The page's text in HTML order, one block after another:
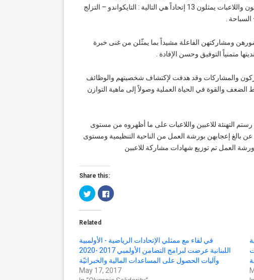
إلى 28 لاعباً ولاعبة إضافة للاعبة القوى عزيزة سبيتي التي شاركت عبر السكايب من الولايات المتحدة الأميركية وهؤلاء اللاعبون واللاعبات يمثلون 13 إتحاداً هي التالية : التايكواندو – التزلج
.
ومشاركتهن الفاعلة مشيداً بما يمثّلن من غنى خبرة
متمنياً التوفيق وحسن الإفادة .
والمشاركات وقد هدفت لإكتشاف شخصيتهم والوظائف
الضعف والقوة في الحياة العملية وصولاً إلى ماهية التوازن
التهنئة للاعبين واللاعبات على ما أظهروه من مستوى
بالغ إعجابهن بورشة العمل من الناحية التنظيمية ومستوى
العمل تم توزيع شهادات مشاركة للاعبين
Share this:
Click
to
share
on
(Opens
window)
Click
to
window)
Related
في لقاء مع ممثلي الإتحادات الرياضية - الأولمبية
اللبنانية عرضت لبرامج التضامن الأولمبي 2017 -2020
وآليات الحصول على المساعدات المالية والخبراتيّة
May 17, 2017